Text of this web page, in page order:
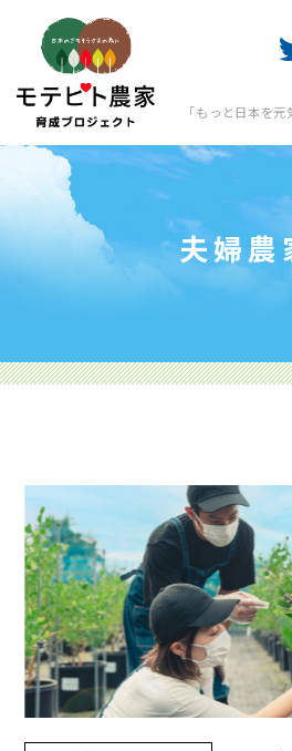
「もっと日本を
夫婦農